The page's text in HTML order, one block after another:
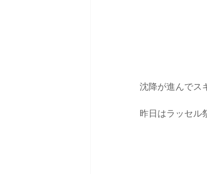
沈降が進んでス
昨日はラッセル